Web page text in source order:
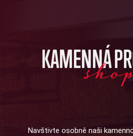
KAMENNÁ
Navštivte osobně naši